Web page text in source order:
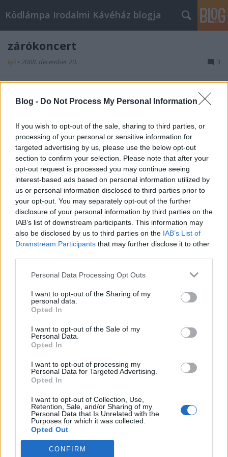
Blog - Do Not Process My Personal Information
If you wish to opt-out of the sale, sharing to third parties, or
processing of your personal or sensitive information for
targeted advertising by us, please use the below opt-out
section to confirm your selection. Please note that after your
opt-out request is processed you may continue seeing
interest-based ads based on personal information utilized by
us or personal information disclosed to third parties prior to
your opt-out. You may separately opt-out of the further
disclosure of your personal information by third parties on the
IAB’s list of downstream participants. This information may
also be disclosed by us to third parties on the IAB’s List of
Downstream Participants that may further disclose it to other
Please note that this website/app uses one or more Google
not limited to your visit or usage behaviour. You may click to
grant or deny consent to Google and its third-party tags to
use your data for below specified purposes in below Google
consent section.
Personal Data Processing Opt Outs
I want to opt-out of the Sharing of my
personal data.
Opted In
I want to opt-out of the Sale of my
Personal Data.
Opted In
I want to opt-out of processing my
Personal Data for Targeted Advertising.
Opted In
I want to opt-out of Collection, Use,
Retention, Sale, and/or Sharing of my
Personal Data that Is Unrelated with the
Purposes for which it was collected.
Opted Out
Google consents
CONFIRM
Ködlámpa Irodalmi Kávéház blogja
zárókoncert
kjá • 2008. december 20. 3
remek koncertet adott, hogy félálomban mentem
pörgősre sikerült, amit még sosem hallottam tőlük!
Hallgassatok Miújság?-ot!
játékosok, játékosak?
kjá•2008. december 04.
Hétfőre Karafiáth Orsit ígértünk egy maffia-játékkal
(más néven gyilkosos), de lemondta (hát egy grátisz
programmal ez előfordul), viszont közönségünk is
alig volt, egy maffiát nem is tettünk ki. Játszottunk
helyette szóbridzset (más néven szópókert), de
2008-10-27 Buda Ferenc
smatyas •2008. december 03.
Néhány fotó Kabdebó
Lóránt Pécsi…
Kész...
smatyas•2008. december 02.
Hát úgy néz ki, hogy sikerült egy KÖDLÁMPA blogot
berhelni! Akár minden KÖDLÁMPA estéről jöhetnek
ezentúl a friss anyagok! A címe egyébként azért lett
ilyen "yawu"-s, mert valaki megelőzött minket.